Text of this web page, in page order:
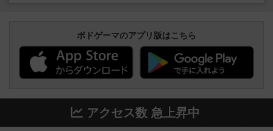
ボドゲーマのアプリ版はこちら
アクセス数 急上昇中